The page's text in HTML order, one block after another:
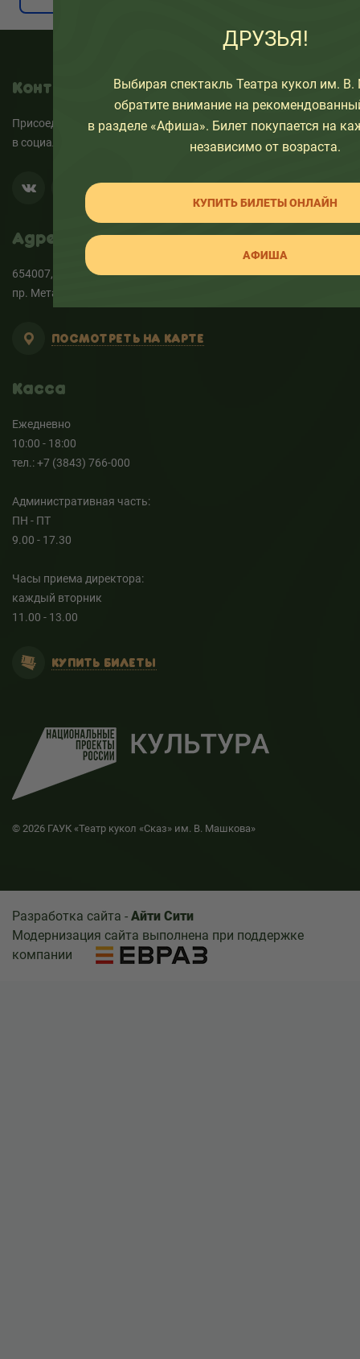
Контакты
Присоединяйтесь к нам
в социальных сетях:
Адрес
654007, РФ, Кемеровская область — Кузбасс, г. Новокузнецк,
пр. Металлургов, 18
ПОСМОТРЕТЬ НА КАРТЕ
Касса
Ежедневно
10:00 - 18:00
тел.: +7 (3843) 766-000
Административная часть:
ПН - ПТ
9.00 - 17.30
Часы приема директора:
каждый вторник
11.00 - 13.00
КУПИТЬ БИЛЕТЫ
© 2026 ГАУК «Театр кукол «Сказ» им. В. Машкова»
Разработка сайта - Айти Сити
Модернизация сайта выполнена при поддержке
компании
ДРУЗЬЯ!
Выбирая спектакль Театра кукол им.
обратите внимание на
в разделе «Афиша». Билет покупается на
независимо от возраста.
КУПИТЬ БИЛЕТЫ ОНЛАЙН
АФИША